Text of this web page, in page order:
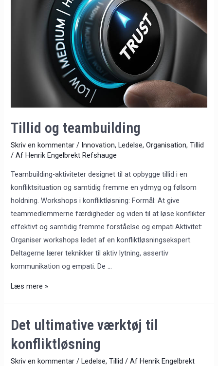
Tillid og teambuilding
Skriv en kommentar / Innovation,Ledelse,Organisation,Tillid
/ AfHenrik Engelbrekt Refshauge
Teambuilding-aktiviteter designet til at opbygge tillid i en
konfliktsituation og samtidig fremme en ydmyg og følsom
holdning. Workshops i konfliktløsning: Formål: At give
teammedlemmerne færdigheder og viden til at løse konflikter
effektivt og samtidig fremme forståelse og empati.Aktivitet:
Organiser workshops ledet af en konfliktløsningsekspert.
Deltagerne lærer teknikker til aktiv lytning, assertiv
kommunikation og empati. De …
Læs mere »
Det ultimative værktøj til
konfliktløsning
Skriv en kommentar /Ledelse,Tillid / AfHenrik Engelbrekt
Det
værktøj
til